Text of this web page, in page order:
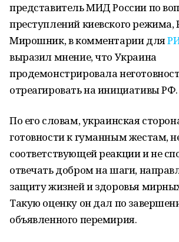
представитель МИД России по
преступлений киевского режима,
Мирошник, в комментарии для
выразил мнение, что Украина
продемонстрировала
отреагировать на инициативы РФ.
По его словам, украинская
готовности к гуманным жестам,
соответствующей реакции и не
отвечать добром на шаги,
защиту жизней и здоровья
Такую оценку он дал по
объявленного перемирия.